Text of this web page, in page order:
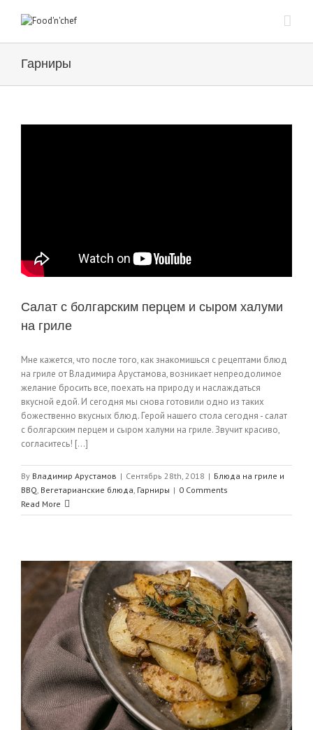
Гарниры
Салат с болгарским перцем и сыром халуми
на гриле
Мне кажется, что после того, как знакомишься с рецептами блюд
на гриле от Владимира Арустамова, возникает непреодолимое
желание бросить все, поехать на природу и наслаждаться
вкусной едой. И сегодня мы снова готовили одно из таких
божественно вкусных блюд. Герой нашего стола сегодня - салат
с болгарским перцем и сыром халуми на гриле. Звучит красиво,
согласитесь! [...]
By Владимир Арустамов | Сентябрь 28th, 2018 | Блюда на гриле и
BBQ, Вегетарианские блюда, Гарниры | 0 Comments
Read More